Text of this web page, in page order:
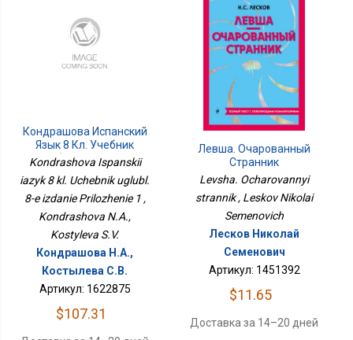
Кондрашова Испанский
Язык 8 Кл. Учебник
Углубл. 8-Е Издание
Приложение 1
Kondrashova Ispanskii
iazyk 8 kl. Uchebnik uglubl.
8-e izdanie Prilozhenie 1 ,
Kondrashova N.A.,
Kostyleva S.V.
Кондрашова Н.А.,
Костылева С.В.
Артикул: 1622875
$107.31
Левша. Очарованный
Странник
Levsha. Ocharovannyi
strannik , Leskov Nikolai
Semenovich
Лесков Николай
Семенович
Артикул: 1451392
$11.65
Доставка за 14–20 дней